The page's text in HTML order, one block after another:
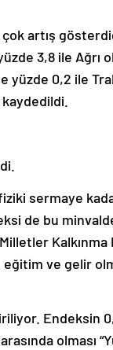
artış
3,8 ile Ağrı
0,2 ile
sermaye
de bu
Kalkınma
ve gelir
Endeksin
olması